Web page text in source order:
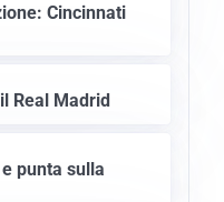
Cincinnati
Real Madrid
punta sulla